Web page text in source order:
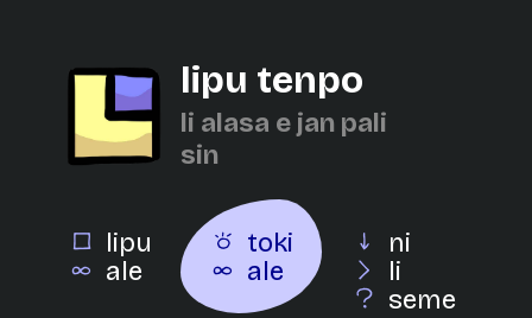
lipu tenpo
li alasa e jan pali
sin
lipu
ale
toki
ale
ni
li
seme